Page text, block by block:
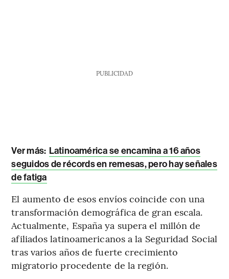
PUBLICIDAD
Ver más: Latinoamérica se encamina a 16 años
seguidos de récords en remesas, pero hay señales
de fatiga
El aumento de esos envíos coincide con una
transformación demográfica de gran escala.
Actualmente, España ya supera el millón de
afiliados latinoamericanos a la Seguridad Social
tras varios años de fuerte crecimiento
migratorio procedente de la región.